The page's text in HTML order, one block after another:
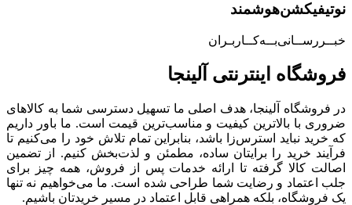
نوتیفیکشن‌هوشمند
خبــررســانی‌بــه‌کــاربـران
فروشگاه‌ اینترنتی‌ آلینجا
در فروشگاه آلینجا، هدف اصلی ما تسهیل دسترسی شما به کالاهای
ضروری با بالاترین کیفیت و مناسب‌ترین قیمت است. ما باور داریم
که خرید نباید استرس‌زا باشد، بنابراین تمام تلاش خود را می‌کنیم تا
فرآیند خرید را برایتان ساده، مطمئن و لذت‌بخش کنیم. از تضمین
اصالت کالا گرفته تا ارائه خدمات پس از فروش، همه چیز برای
جلب اعتماد و رضایت شما طراحی شده است. ما می‌خواهیم نه تنها
یک فروشگاه، بلکه همراهی قابل اعتماد در مسیر خریدتان باشیم.